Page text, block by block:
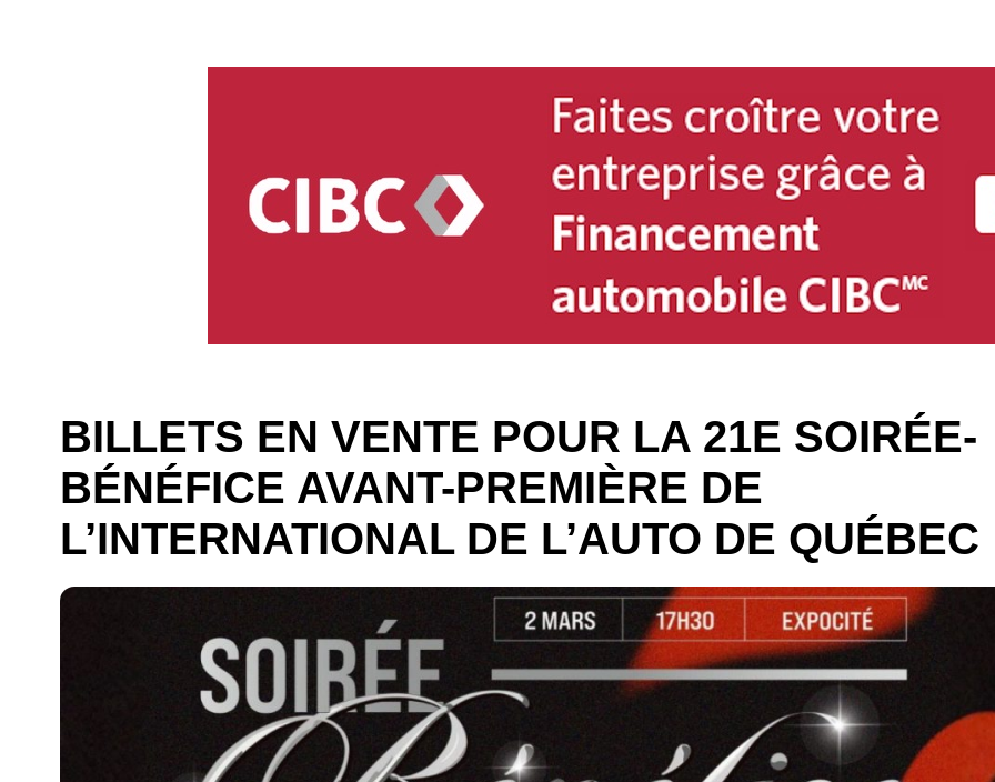
BILLETS EN VENTE POUR LA 21E SOIRÉE-
BÉNÉFICE AVANT-PREMIÈRE DE
L’INTERNATIONAL DE L’AUTO DE QUÉBEC